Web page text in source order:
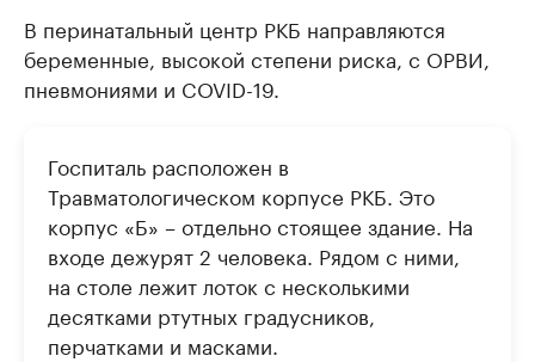
В перинатальный центр РКБ направляются
беременные, высокой степени риска, с ОРВИ,
пневмониями и COVID-19.
Госпиталь расположен в
Травматологическом корпусе РКБ. Это
корпус «Б» – отдельно стоящее здание. На
входе дежурят 2 человека. Рядом с ними,
на столе лежит лоток с несколькими
десятками ртутных градусников,
перчатками и масками.